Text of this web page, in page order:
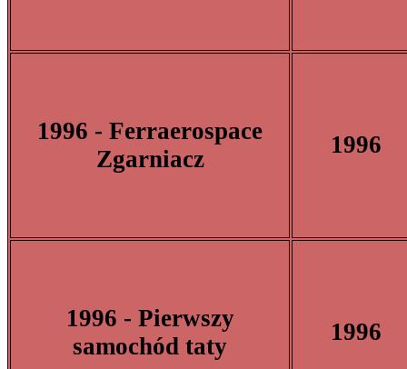
1996 - Ferraerospace
Zgarniacz
1996
1996 - Pierwszy
samochód taty
1996